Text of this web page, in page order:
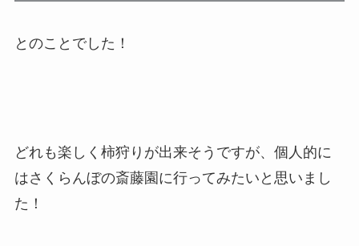
とのことでした！
どれも楽しく柿狩りが出来そうですが、個人的に
はさくらんぼの斎藤園に行ってみたいと思いまし
た！